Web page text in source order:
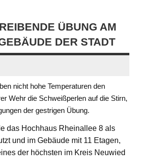
ÜBUNG AM H
DER STADT
nicht hohe Temperaturen den
Wehr die Schweißperlen auf die Stirn,
der gestrigen Übung.
das Hochhaus Rheinallee 8 als
und im Gebäude mit 11 Etagen,
der höchsten im Kreis Neuwied